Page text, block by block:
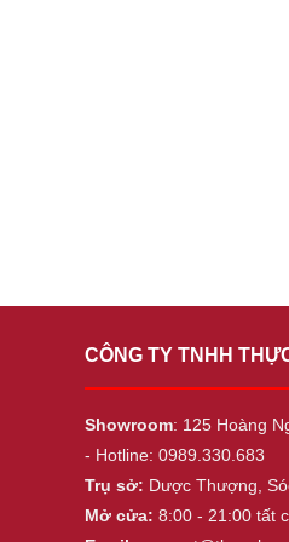
CÔNG TY TNHH
Showroom: 125 Hoàng
- Hotline: 0989.330.683
Trụ sở: Dược Thượng,
Mở cửa: 8:00 - 21:00 tất